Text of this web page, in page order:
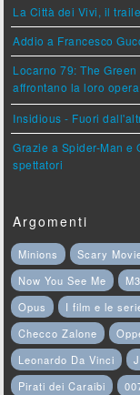
La Città dei Vivi, il
Addio a Francesco
Locarno 79: The
affrontano la loro
Insidious - Fuori
Grazie a Spider-Man e
spettatori
Argomenti
Minions Scary
Now You See Me
Opus
I film e le
Checco Zalone
Leonardo Da Vinci
Pirati dei Caraibi